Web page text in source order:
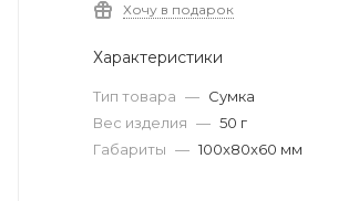
Хочу в подарок
Характеристики
Тип товара — Сумка
Вес изделия — 50 г
Габариты — 100x80x60 мм